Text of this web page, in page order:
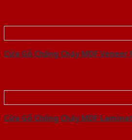
Cửa Gỗ Chống Cháy MDF Veneer
Cửa Gỗ Chống Cháy MDF